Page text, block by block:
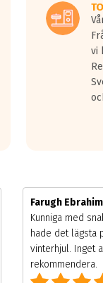
vi
Farugh
Kunniga med
hade det lägsta
vinterhjul. Inget
rekommendera.